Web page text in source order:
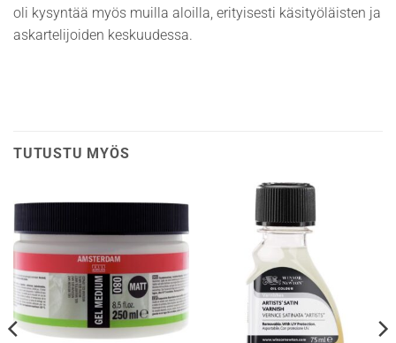
oli kysyntää myös muilla aloilla, erityisesti käsityöläisten ja
askartelijoiden keskuudessa.
TUTUSTU MYÖS